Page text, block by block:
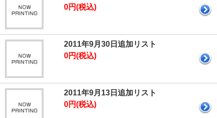
0円(税込)
2011年9月30日追加リスト
0円(税込)
2011年9月13日追加リスト
0円(税込)